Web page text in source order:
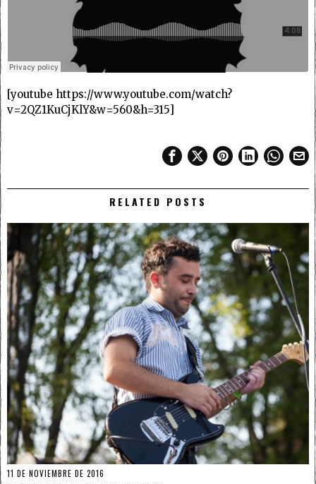
[youtube https://www.youtube.com/watch?
v=2QZ1KuCjKlY&w=560&h=315]
RELATED POSTS
11 DE NOVIEMBRE DE 2016